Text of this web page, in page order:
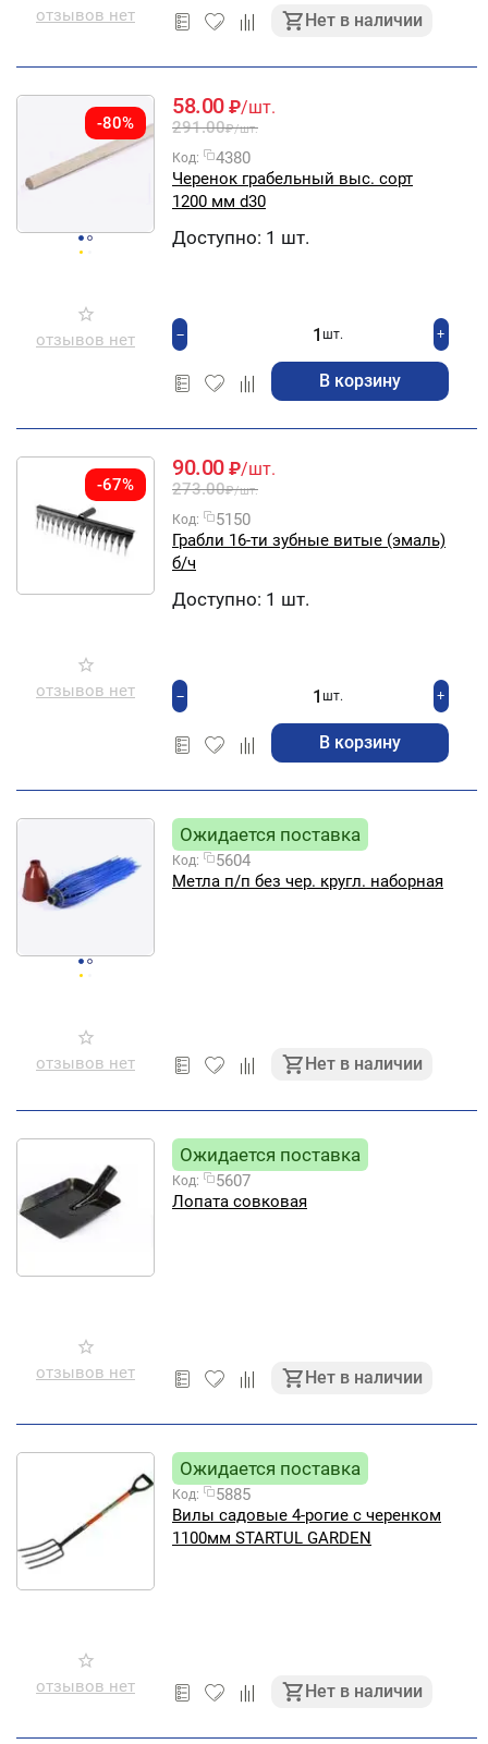
отзывов нет Нет в наличии
-80%
отзывов нет
58.00 ₽/шт.
291.00₽/шт.
Код:
4380
Черенок грабельный выс. сорт
1200 мм d30
Доступно: 1 шт.
+
шт.
−
В корзину
-67%
отзывов нет
90.00 ₽/шт.
273.00₽/шт.
Код:
5150
Грабли 16-ти зубные витые (эмаль)
б/ч
Доступно: 1 шт.
+
шт.
−
В корзину
отзывов нет
Ожидается поставка
Код:
5604
Метла п/п без чер. кругл. наборная
Нет в наличии
отзывов нет
Ожидается поставка
Код:
5607
Лопата совковая
Нет в наличии
отзывов нет
Ожидается поставка
Код:
5885
Вилы садовые 4-рогие с черенком
1100мм STARTUL GARDEN
Нет в наличии